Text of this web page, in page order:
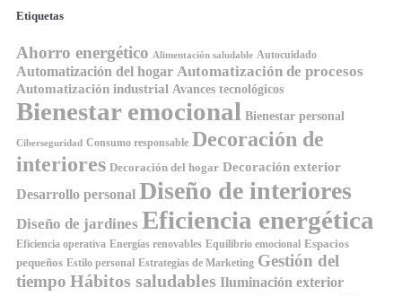
Etiquetas
Ahorro energético Alimentación saludable Autocuidado
Automatización del hogar Automatización de procesos
Automatización industrial Avances tecnológicos
Bienestar emocional Bienestar personal
Ciberseguridad Consumo responsable Decoración de
interiores Decoración del hogar Decoración exterior
Desarrollo personal Diseño de interiores
Diseño de jardines Eficiencia energética
Eficiencia operativa Energías renovables Equilibrio emocional Espacios
pequeños Estilo personal Estrategias de Marketing Gestión del
tiempo Hábitos saludables Iluminación exterior